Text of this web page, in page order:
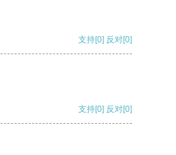
支持[0] 反对[0]
支持[0] 反对[0]